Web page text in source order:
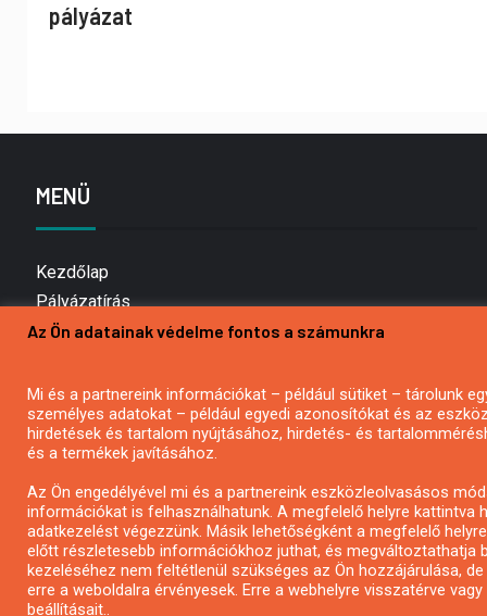
pályázat
MENÜ
Kezdőlap
Pályázatírás
Bemutatkozás
Hírlevél feliratkozás
Impresszum
Kapcsolat
Az Ön adatainak védelme fontos a számunkra
Mi és a partnereink információkat – például sütiket – tárolunk
személyes adatokat – például egyedi azonosítókat és az
hirdetések és tartalom nyújtásához, hirdetés- és
és a termékek javításához.
Az Ön engedélyével mi és a partnereink eszközleolvasásos
információkat is felhasználhatunk. A megfelelő helyre
adatkezelést végezzünk. Másik lehetőségként a megfelelő
előtt részletesebb információkhoz juthat, és megváltoztathatja
kezeléséhez nem feltétlenül szükséges az Ön hozzájárulása,
erre a weboldalra érvényesek. Erre a webhelyre visszatérve
beállításait..